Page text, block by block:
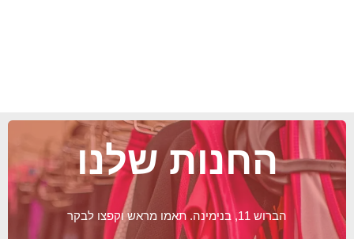
החנות שלנו
הברוש 11, בנימינה. תאמו מראש וקפצו לבקר